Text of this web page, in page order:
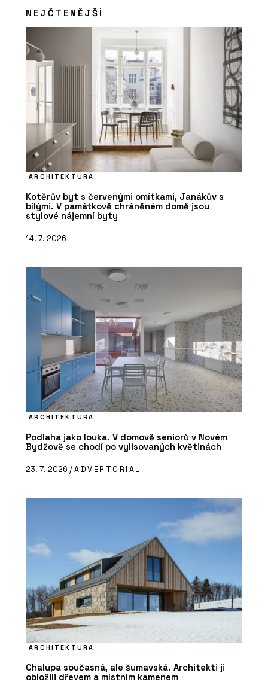
NEJČTENĚJŠÍ
ARCHITEKTURA
Kotěrův byt s červenými omítkami, Janákův s
bílými. V památkově chráněném domě jsou
stylové nájemní byty
14. 7. 2026
ARCHITEKTURA
Podlaha jako louka. V domově seniorů v Novém
Bydžově se chodí po vylisovaných květinách
23. 7. 2026 /ADVERTORIAL
ARCHITEKTURA
Chalupa současná, ale šumavská. Architekti ji
obložili dřevem a místním kamenem